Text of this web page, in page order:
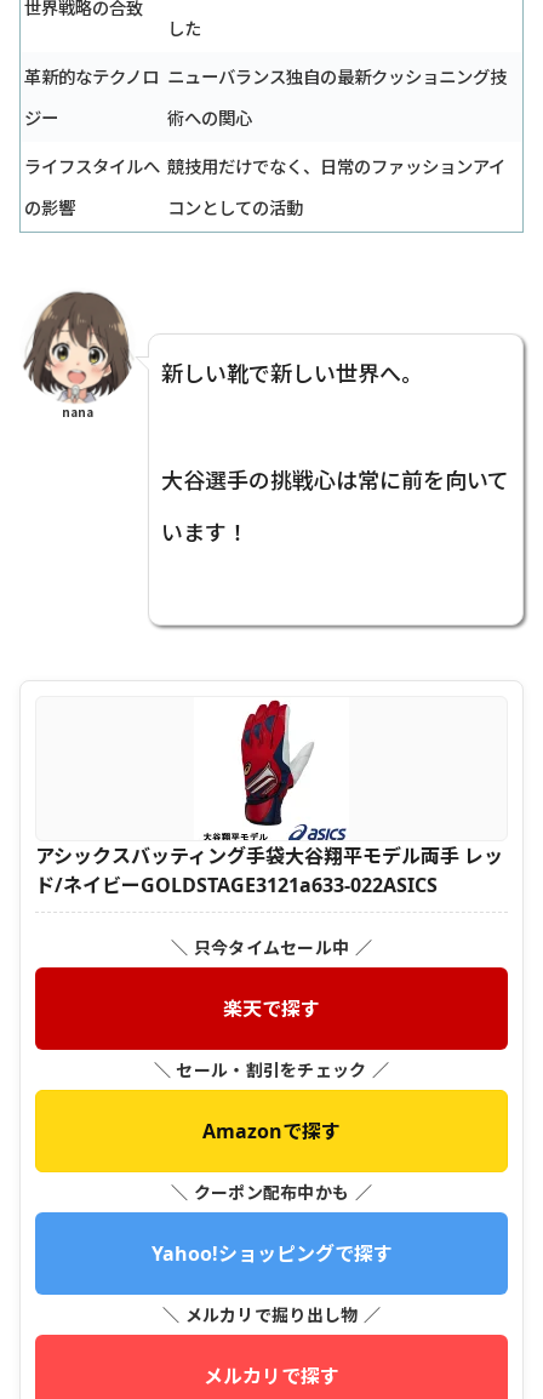
世界戦略の合致
した
革新的なテクノロ
ジー
ニューバランス独自の最新クッショニング技
術への関心
ライフスタイルへ
の影響
競技用だけでなく、日常のファッションアイ
コンとしての活動
nana
新しい靴で新しい世界へ。
大谷選手の挑戦心は常に前を向いて
います！
アシックスバッティング手袋大谷翔平モデル両手 レッ
ド/ネイビーGOLDSTAGE3121a633-022ASICS
＼ 只今タイムセール中 ／
楽天で探す
＼ セール・割引をチェック ／
Amazonで探す
＼ クーポン配布中かも ／
Yahoo!ショッピングで探す
＼ メルカリで掘り出し物 ／
メルカリで探す